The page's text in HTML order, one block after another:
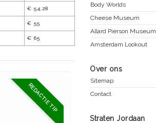
€ 54,28
€ 55
€ 65
REDACTIE TIP
Body Worlds
Cheese Museum
Allard Pierson Museum
Amsterdam Lookout
Over ons
Sitemap
Contact
Straten Jordaan